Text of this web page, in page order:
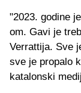
"2023. godine
om. Gavi je
Verrattija. Sve
sve je propalo
katalonski